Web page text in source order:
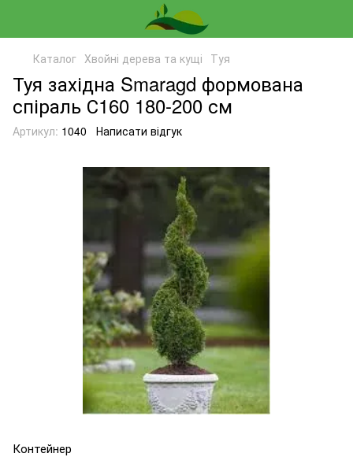
Каталог Хвойні дерева та кущі Туя
Туя західна Smaragd формована
спіраль С160 180-200 см
Артикул: 1040 Написати відгук
Контейнер